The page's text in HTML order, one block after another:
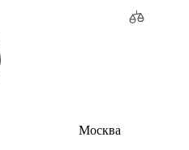
Москва